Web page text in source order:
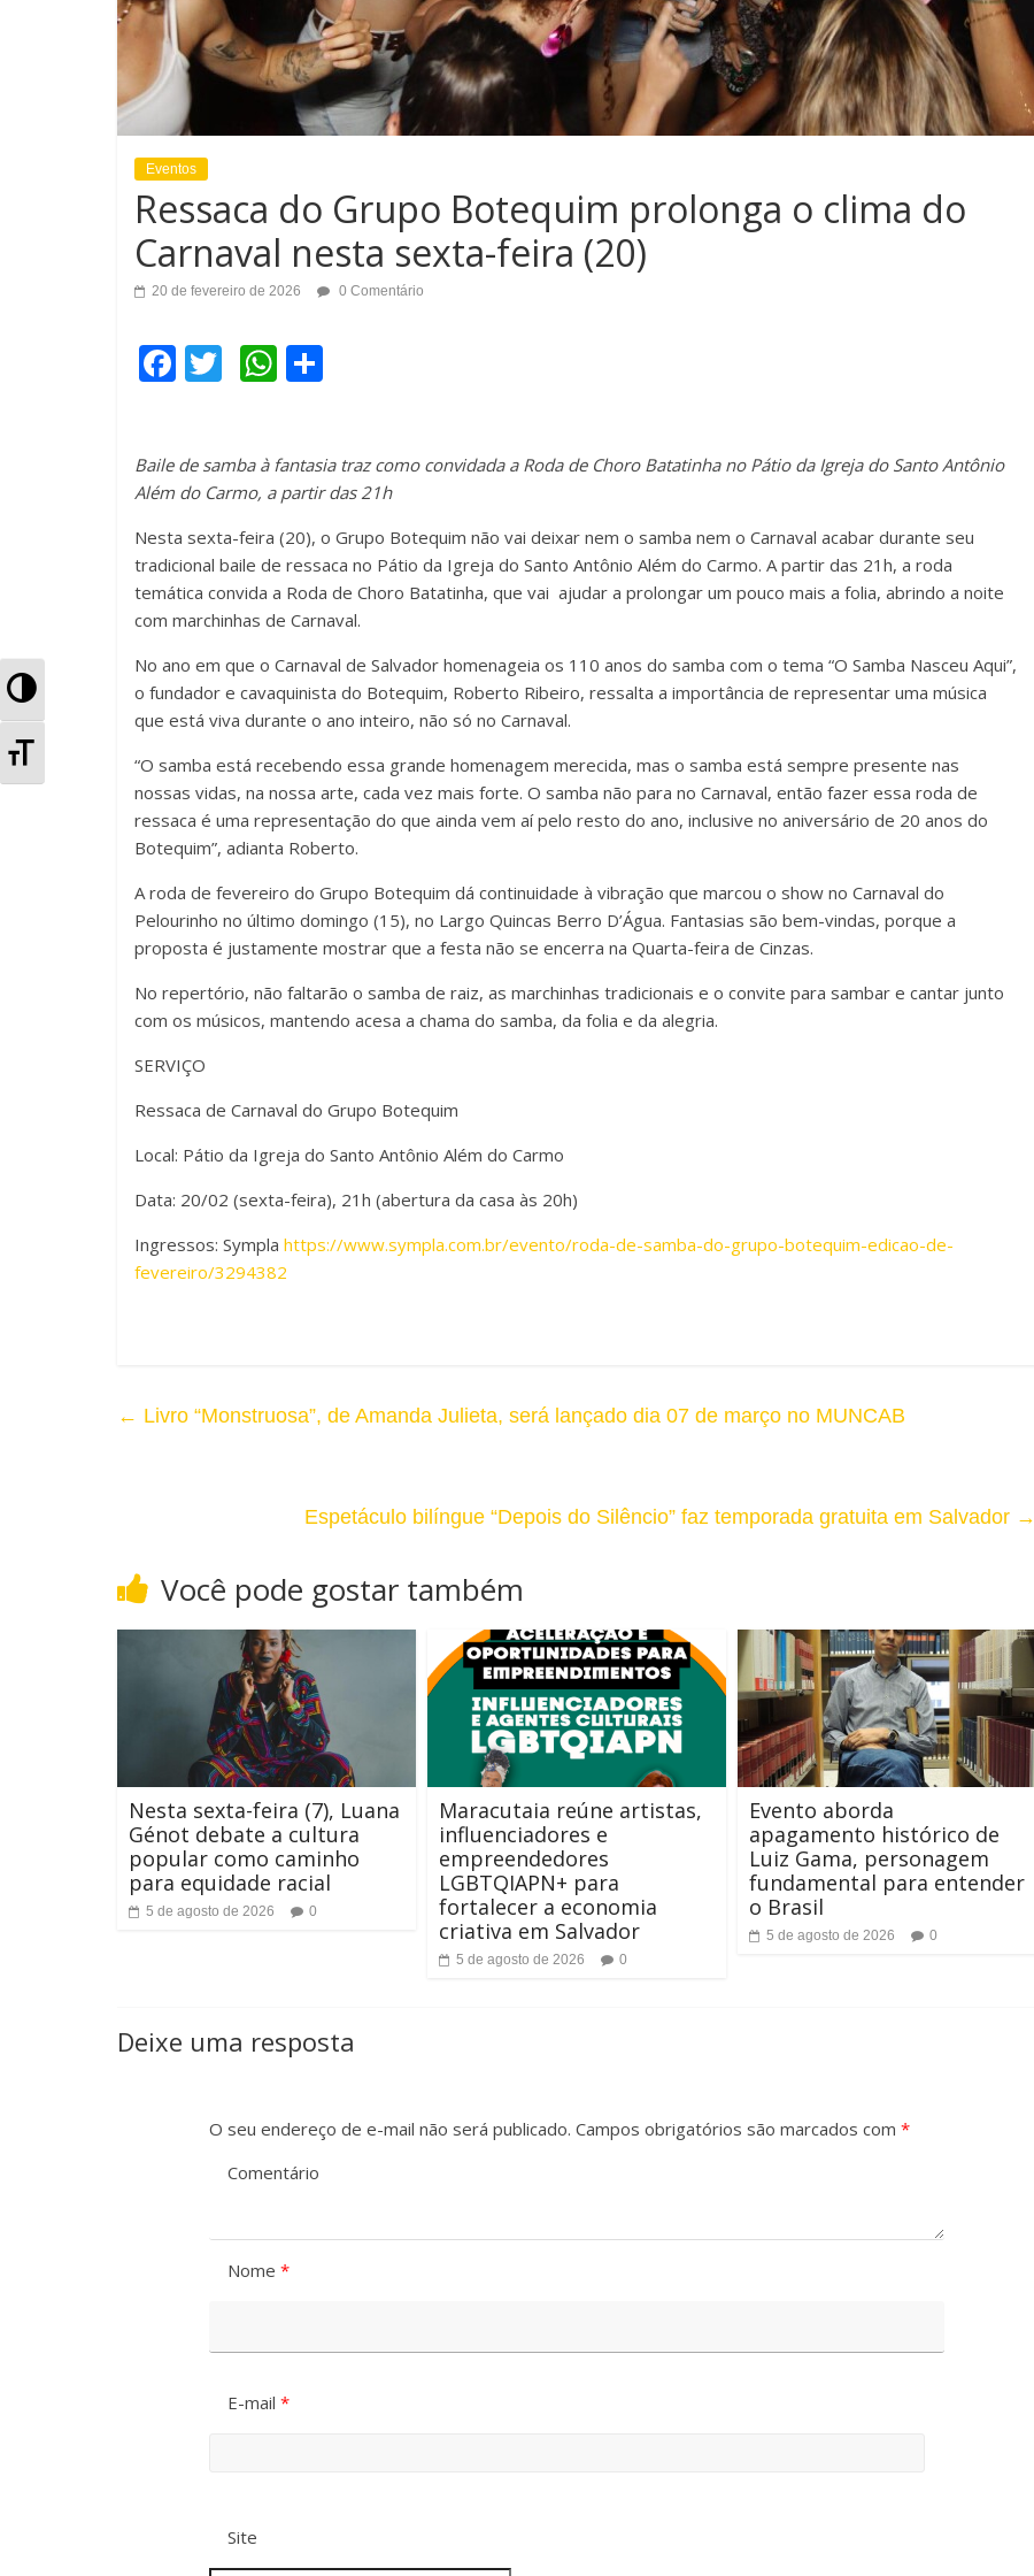
A
t
A
Eventos
Ressaca do Grupo Botequim prolonga o clima do
Carnaval nesta sexta-feira (20)
20 de fevereiro de 2026 0 Comentário
F
e
b
o
o
k
er
W
s
A
p
p
p
ar
til
h
ar
Baile de samba à fantasia traz como convidada a Roda de Choro Batatinha no Pátio da Igreja do Santo Antônio
Além do Carmo, a partir das 21h
Nesta sexta-feira (20), o Grupo Botequim não vai deixar nem o samba nem o Carnaval acabar durante seu
tradicional baile de ressaca no Pátio da Igreja do Santo Antônio Além do Carmo. A partir das 21h, a roda
temática convida a Roda de Choro Batatinha, que vai ajudar a prolongar um pouco mais a folia, abrindo a noite
com marchinhas de Carnaval.
No ano em que o Carnaval de Salvador homenageia os 110 anos do samba com o tema “O Samba Nasceu Aqui”,
o fundador e cavaquinista do Botequim, Roberto Ribeiro, ressalta a importância de representar uma música
que está viva durante o ano inteiro, não só no Carnaval.
“O samba está recebendo essa grande homenagem merecida, mas o samba está sempre presente nas
nossas vidas, na nossa arte, cada vez mais forte. O samba não para no Carnaval, então fazer essa roda de
ressaca é uma representação do que ainda vem aí pelo resto do ano, inclusive no aniversário de 20 anos do
Botequim”, adianta Roberto.
A roda de fevereiro do Grupo Botequim dá continuidade à vibração que marcou o show no Carnaval do
Pelourinho no último domingo (15), no Largo Quincas Berro D’Água. Fantasias são bem-vindas, porque a
proposta é justamente mostrar que a festa não se encerra na Quarta-feira de Cinzas.
No repertório, não faltarão o samba de raiz, as marchinhas tradicionais e o convite para sambar e cantar junto
com os músicos, mantendo acesa a chama do samba, da folia e da alegria.
SERVIÇO
Ressaca de Carnaval do Grupo Botequim
Local: Pátio da Igreja do Santo Antônio Além do Carmo
Data: 20/02 (sexta-feira), 21h (abertura da casa às 20h)
Ingressos: Sympla https://www.sympla.com.br/evento/roda-de-samba-do-grupo-botequim-edicao-de-
fevereiro/3294382
← Livro “Monstruosa”, de Amanda Julieta, será lançado dia 07 de março no MUNCAB
Espetáculo bilíngue “Depois do Silêncio” faz temporada gratuita em Salvador →
Você pode gostar também
Nesta sexta-feira (7), Luana
Génot debate a cultura
popular como caminho
para equidade racial
5 de agosto de 2026 0
Maracutaia reúne artistas,
influenciadores e
empreendedores
LGBTQIAPN+ para
fortalecer a economia
criativa em Salvador
5 de agosto de 2026 0
Evento aborda
apagamento histórico de
Luiz Gama, personagem
fundamental para entender
o Brasil
5 de agosto de 2026 0
Deixe uma resposta
O seu endereço de e-mail não será publicado. Campos obrigatórios são marcados com *
Comentário
Nome *
E-mail *
Site